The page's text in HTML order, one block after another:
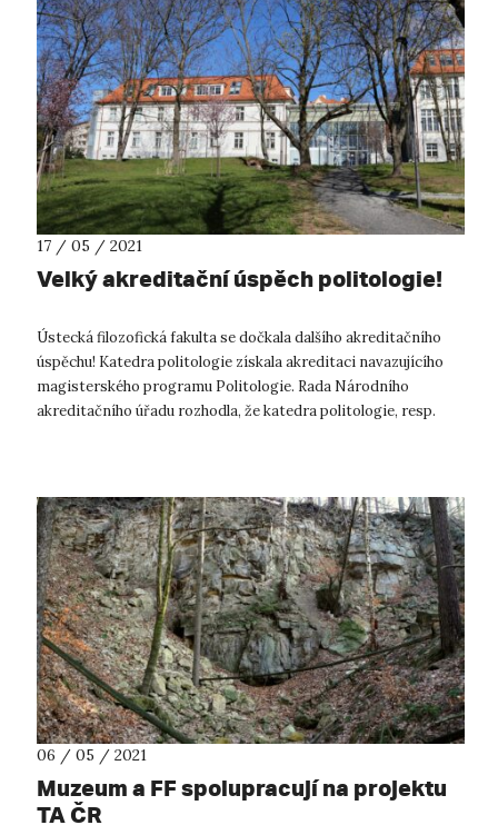
17 / 05 / 2021
Velký akreditační úspěch politologie!
Ústecká filozofická fakulta se dočkala dalšího akreditačního
úspěchu! Katedra politologie získala akreditaci navazujícího
magisterského programu Politologie. Rada Národního
akreditačního úřadu rozhodla, že katedra politologie, resp.
06 / 05 / 2021
Muzeum a FF spolupracují na projektu
TA ČR